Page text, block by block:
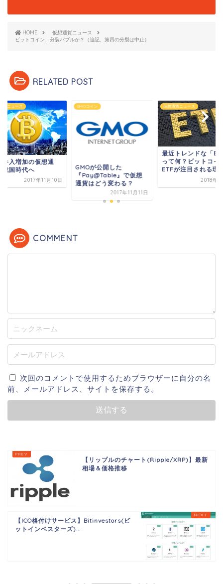
HOME
仮想通貨ニュース
ビットコイン、分裂バブルか？（追記、第四の分裂は中止）
RELATED POST
貨ニュース
参入増加の仮想通
戦国時代へ
2017年11月10日
GMOコイン
GMOが公開した
『Pay@Table』で仮想
通貨はどう変わる？
2017年11月11日
仮想通貨ニュース
最近トレンドな「
って何？ビットコイ
ETFが注目される理
2018年9
COMMENT
次回のコメントで使用するためブラウザーに自分の名
前、メールアドレス、サイトを保存する。
【リップルのチャート(Ripple/XRP)】最新
相場＆価格推移
【ICO格付けサービス】Bitinvestors(ビ
ットインベスターズ)...